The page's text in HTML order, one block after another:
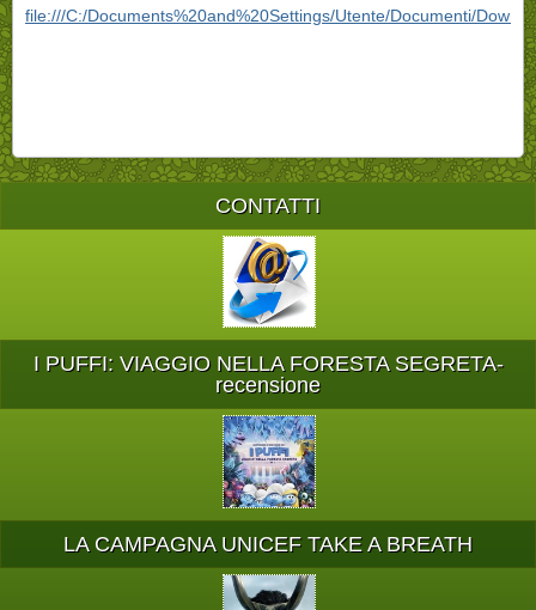
file:///C:/Documents%20and%20Settings/Utente/Documenti/
CONTATTI
I PUFFI: VIAGGIO NELLA FORESTA SEGRETA-
recensione
LA CAMPAGNA UNICEF TAKE A BREATH